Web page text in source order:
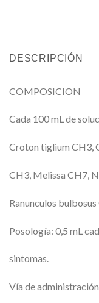
DESCRIPCIÓN
COMPOSICION
Cada 100 mL de
Croton tiglium CH3,
CH3, Melissa CH7,
Ranunculos
Posología: 0,5 mL
sintomas.
Vía de